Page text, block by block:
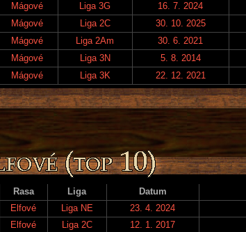
Mágové Liga 3G 16. 7. 2024
Mágové Liga 2C 30. 10. 2025
Mágové Liga 2Am 30. 6. 2021
Mágové Liga 3N 5. 8. 2014
Mágové Liga 3K 22. 12. 2021
Rasa Liga Datum
Elfové Liga NE 23. 4. 2024
Elfové Liga 2C 12. 1. 2017